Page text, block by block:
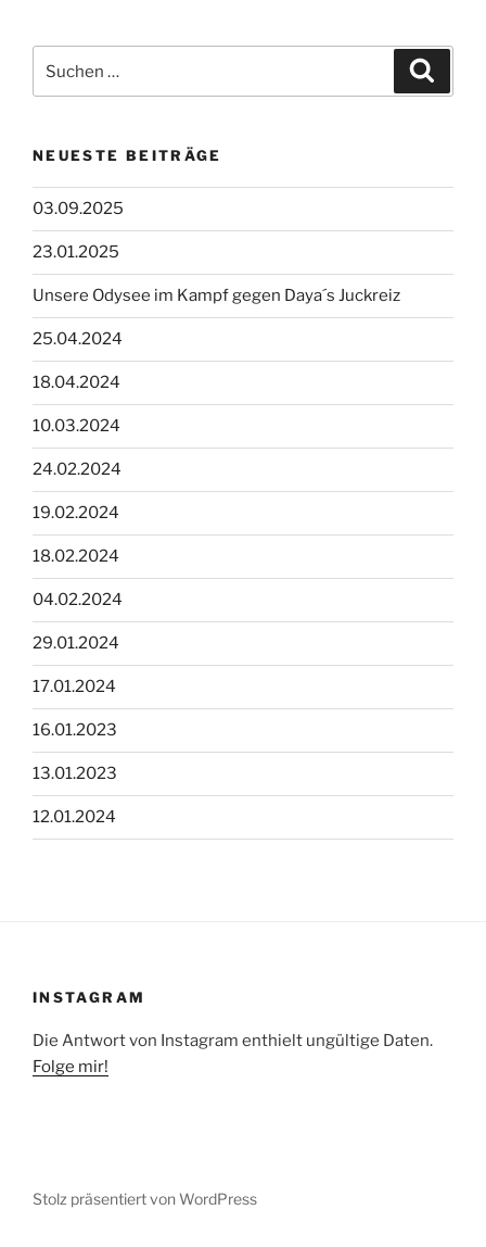
nach:
NEUESTE BEITRÄGE
03.09.2025
23.01.2025
Unsere Odysee im Kampf gegen Daya´s Juckreiz
25.04.2024
18.04.2024
10.03.2024
24.02.2024
19.02.2024
18.02.2024
04.02.2024
29.01.2024
17.01.2024
16.01.2023
13.01.2023
12.01.2024
INSTAGRAM
Die Antwort von Instagram enthielt ungültige Daten.
Folge mir!
Stolz präsentiert von WordPress